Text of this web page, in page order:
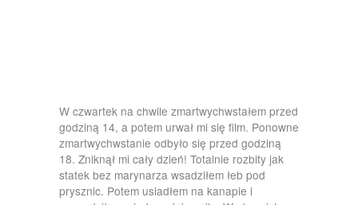
W czwartek na chwile zmartwychwstałem przed
godziną 14, a potem urwał mi się film. Ponowne
zmartwychwstanie odbyło się przed godziną
18. Zniknął mi cały dzień! Totalnie rozbity jak
statek bez marynarza wsadziłem łeb pod
prysznic. Potem usiadłem na kanapie i